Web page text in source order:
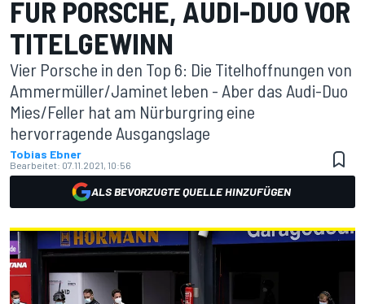
FÜR PORSCHE, AUDI-DUO VOR
TITELGEWINN
Vier Porsche in den Top 6: Die Titelhoffnungen von
Ammermüller/Jaminet leben - Aber das Audi-Duo
Mies/Feller hat am Nürburgring eine
hervorragende Ausgangslage
Tobias Ebner
Bearbeitet: 07.11.2021, 10:56
ALS BEVORZUGTE QUELLE HINZUFÜGEN